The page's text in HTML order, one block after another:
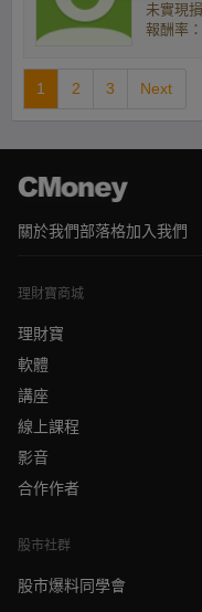
未實現
報酬率：
1 2 3 Next
關於我們部落格加入我們
理財寶商城
理財寶
軟體
講座
線上課程
影音
合作作者
股市社群
股市爆料同學會